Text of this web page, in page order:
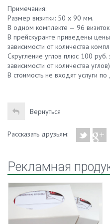
Примечания:
Размер визитки: 50 х 90 мм.
В одном комплекте — 96 визиток.
В прейскуранте приведены
зависимости от количества
Скругление углов плюс 100
зависимости от количества
В стоимость не входят услуги по
Вернуться
Рассказать друзьям:
Рекламная